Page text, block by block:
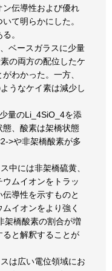
ン伝導性および優れ
て明らかにした。
。
ベースガラスに少量
の両方の配位したケ
わかった。一方、
うなケイ素は減少し
量のLi_4SiO_4を添
態、酸素は架橋状態
>や非架橋酸素が多
中には非架橋硫黄、
ムイオンをトラッ
導性を示すものと
イオンをより強く
架橋酸素の割合が増
ると解釈することが
は広い電位領域にお